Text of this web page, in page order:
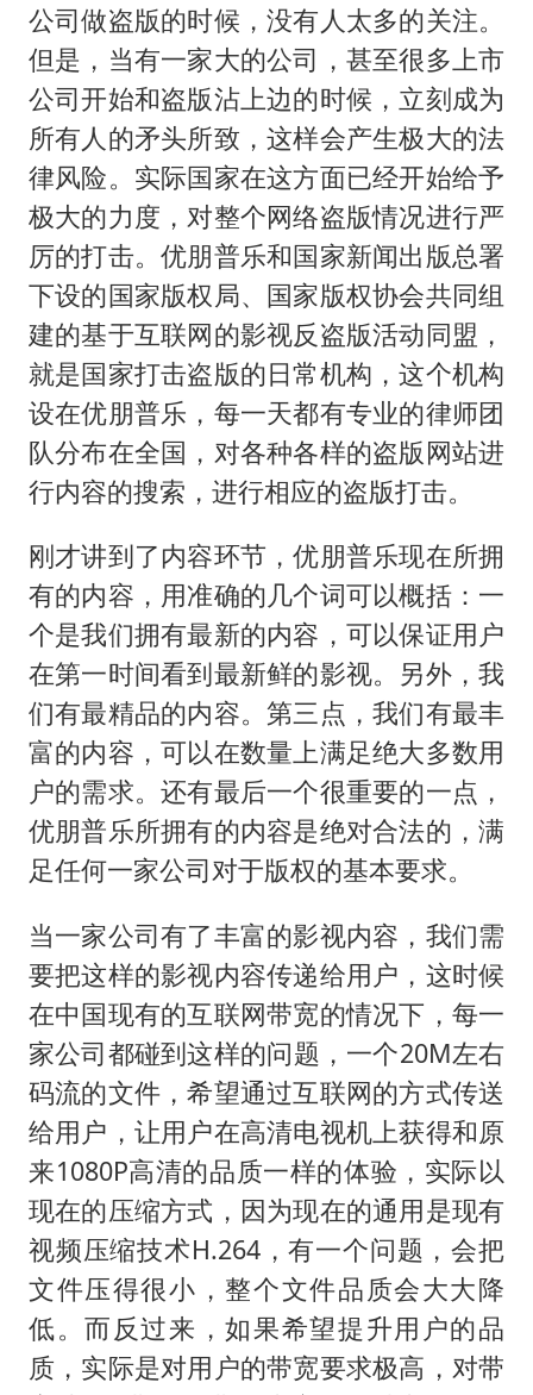
公司做盗版的时候，没有人太多的关注。
但是，当有一家大的公司，甚至很多上市
公司开始和盗版沾上边的时候，立刻成为
所有人的矛头所致，这样会产生极大的法
律风险。实际国家在这方面已经开始给予
极大的力度，对整个网络盗版情况进行严
厉的打击。优朋普乐和国家新闻出版总署
下设的国家版权局、国家版权协会共同组
建的基于互联网的影视反盗版活动同盟，
就是国家打击盗版的日常机构，这个机构
设在优朋普乐，每一天都有专业的律师团
队分布在全国，对各种各样的盗版网站进
行内容的搜索，进行相应的盗版打击。
刚才讲到了内容环节，优朋普乐现在所拥
有的内容，用准确的几个词可以概括：一
个是我们拥有最新的内容，可以保证用户
在第一时间看到最新鲜的影视。另外，我
们有最精品的内容。第三点，我们有最丰
富的内容，可以在数量上满足绝大多数用
户的需求。还有最后一个很重要的一点，
优朋普乐所拥有的内容是绝对合法的，满
足任何一家公司对于版权的基本要求。
当一家公司有了丰富的影视内容，我们需
要把这样的影视内容传递给用户，这时候
在中国现有的互联网带宽的情况下，每一
家公司都碰到这样的问题，一个20M左右
码流的文件，希望通过互联网的方式传送
给用户，让用户在高清电视机上获得和原
来1080P高清的品质一样的体验，实际以
现在的压缩方式，因为现在的通用是现有
视频压缩技术H.264，有一个问题，会把
文件压得很小，整个文件品质会大大降
低。而反过来，如果希望提升用户的品
质，实际是对用户的带宽要求极高，对带